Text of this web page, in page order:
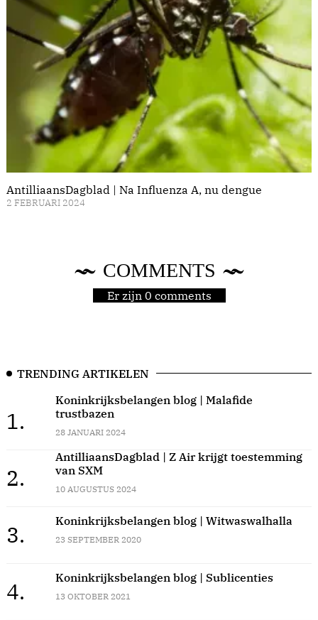
AntilliaansDagblad | Na Influenza A, nu dengue
2 FEBRUARI 2024
COMMENTS
Er zijn 0 comments
TRENDING ARTIKELEN
1.
Koninkrijksbelangen blog | Malafide
trustbazen
28 JANUARI 2024
2.
AntilliaansDagblad | Z Air krijgt toestemming
van SXM
10 AUGUSTUS 2024
3.
Koninkrijksbelangen blog | Witwaswalhalla
23 SEPTEMBER 2020
4.
Koninkrijksbelangen blog | Sublicenties
13 OKTOBER 2021